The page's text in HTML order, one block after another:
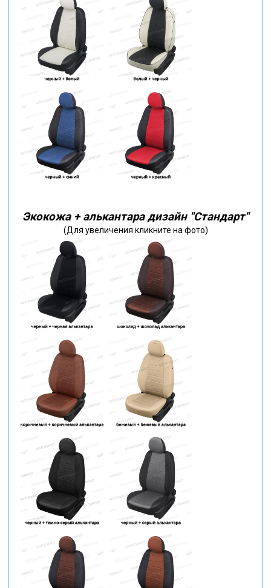
Экокожа + алькантара дизайн "Стандарт"
(Для увеличения кликните на фото)